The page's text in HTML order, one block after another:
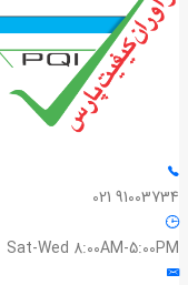
91003734 021
Sat-Wed 8:00AM-5:00PM